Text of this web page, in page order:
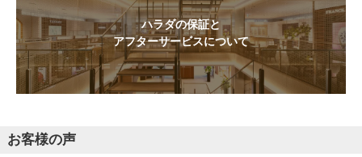
ハラダの保証と
アフターサービスについて
お客様の声